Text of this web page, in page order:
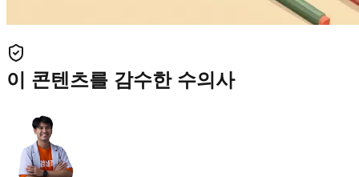
이 콘텐츠를 감수한 수의사